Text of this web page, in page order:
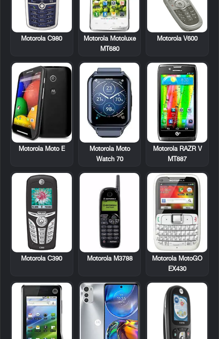
Motorola V600
Motorola Motoluxe
MT680
Motorola C980
Motorola RAZR V
MT887
Motorola Moto
Watch 70
Motorola Moto E
Motorola MotoGO
EX430
Motorola M3788
Motorola C390